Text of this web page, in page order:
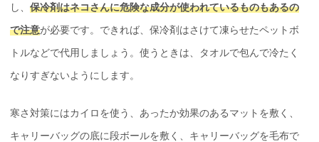
し、保冷剤はネコさんに危険な成分が使われているものもあるの
で注意が必要です。できれば、保冷剤はさけて凍らせたペットボ
トルなどで代用しましょう。使うときは、タオルで包んで冷たく
なりすぎないようにします。
寒さ対策にはカイロを使う、あったか効果のあるマットを敷く、
キャリーバッグの底に段ボールを敷く、キャリーバッグを毛布で